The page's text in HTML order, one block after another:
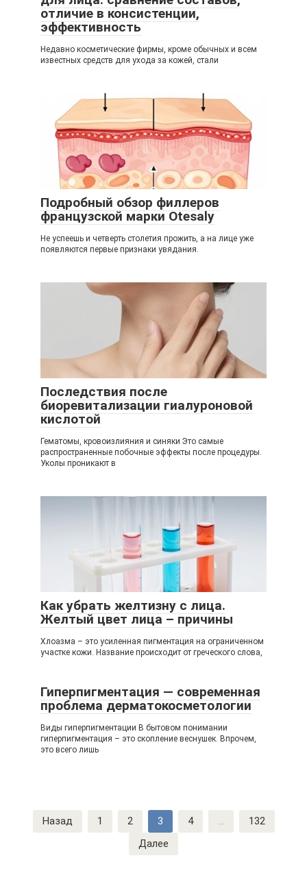
отличие в консистенции,
эффективность
Недавно косметические фирмы, кроме обычных и всем
известных средств для ухода за кожей, стали
Подробный обзор филлеров
французской марки Otesaly
Не успеешь и четверть столетия прожить, а на лице уже
появляются первые признаки увядания.
Последствия после
биоревитализации гиалуроновой
кислотой
Гематомы, кровоизлияния и синяки Это самые
распространенные побочные эффекты после процедуры.
Уколы проникают в
Как убрать желтизну с лица.
Желтый цвет лица – причины
Хлоазма – это усиленная пигментация на ограниченном
участке кожи. Название происходит от греческого слова,
Гиперпигментация — современная
проблема дерматокосметологии
Виды гиперпигментации В бытовом понимании
гиперпигментация – это скопление веснушек. Впрочем,
это всего лишь
Навигация
Назад 1 2 3 4 ...
132
Далее